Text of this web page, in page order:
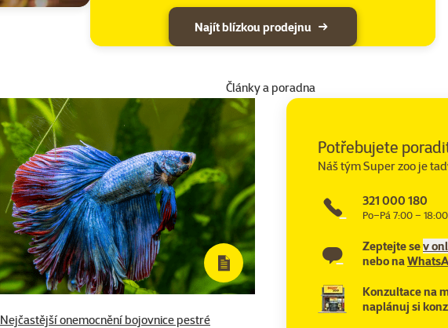
Najít blízkou prodejnu
Články a poradna
Potřebujete
Náš tým Super zoo je
321 000 180
Po–Pá 7:00 – 18:00
Zeptejte sev
nebo na
Konzultace na
naplánuj si
Nejčastější onemocnění bojovnice pestré